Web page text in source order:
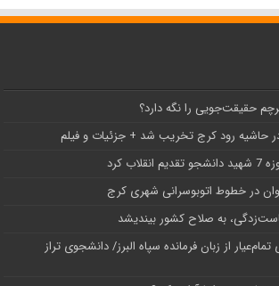
حقیقت‌جویی را نگه دارد؟
حاشیه‌ رود کرج تخریب شد + جزئیات و فیلم
به صلاح کشور بیندیشد
از زبان فرمانده سپاه البرز/ دانشجوی تراز